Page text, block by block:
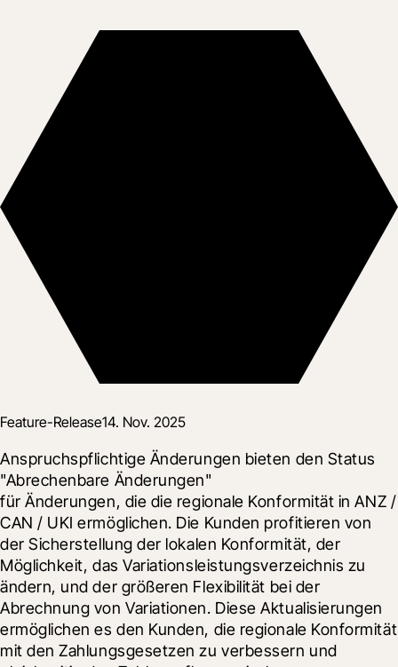
Feature-Release14. Nov. 2025
Anspruchspflichtige Änderungen bieten den Status
"Abrechenbare Änderungen"
für Änderungen, die die regionale Konformität in ANZ /
CAN / UKI ermöglichen. Die Kunden profitieren von
der Sicherstellung der lokalen Konformität, der
Möglichkeit, das Variationsleistungsverzeichnis zu
ändern, und der größeren Flexibilität bei der
Abrechnung von Variationen. Diese Aktualisierungen
ermöglichen es den Kunden, die regionale Konformität
mit den Zahlungsgesetzen zu verbessern und